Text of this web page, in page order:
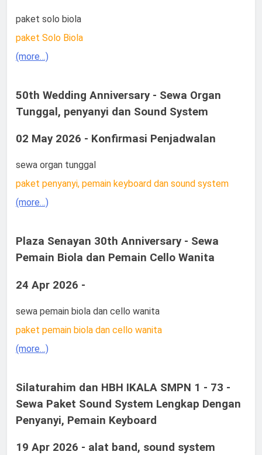
paket solo biola
paket Solo Biola
(more…)
50th Wedding Anniversary - Sewa Organ
Tunggal, penyanyi dan Sound System
02 May 2026 - Konfirmasi Penjadwalan
sewa organ tunggal
paket penyanyi, pemain keyboard dan sound system
(more…)
Plaza Senayan 30th Anniversary - Sewa
Pemain Biola dan Pemain Cello Wanita
24 Apr 2026 -
sewa pemain biola dan cello wanita
paket pemain biola dan cello wanita
(more…)
Silaturahim dan HBH IKALA SMPN 1 - 73 -
Sewa Paket Sound System Lengkap Dengan
Penyanyi, Pemain Keyboard
19 Apr 2026 - alat band, sound system